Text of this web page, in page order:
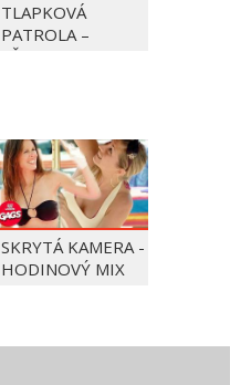
TLAPKOVÁ
PATROLA –
VŠETKY LABKY DO
SKRYTÁ KAMERA -
HODINOVÝ MIX